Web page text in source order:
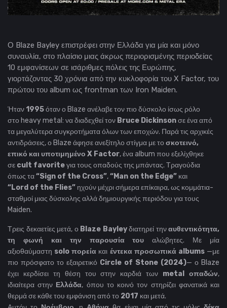
Ο Blaze Bayley επιστρέφει στην Ελλάδα για μία και μόνο
συναυλία, στο πλαίσιο μιας άκρως περιορισμένης περιοδείας
10 εμφανίσεων σε ισάριθμες πόλεις της Ευρώπης,
γιορτάζοντας 30 χρόνια από την κυκλοφορία του X Factor, του
πρώτου του album ως frontman των Iron Maiden.
Ήταν 1995όταν ο Blaze ανέλαβε τον πιο δύσκολο ίσως ρόλο
στο heavy metal: να διαδεχθεί τον Bruce Dickinsonσε ένα από
τα μεγαλύτερα συγκροτήματα όλων των εποχών. Παρά τις αρχικές
αντιδράσεις, ο Blaze άφησε ανεξίτηλο στίγμα με το σκοτεινό,
επικό και υποτιμημένο X Factor, ένα album που εξελίχθηκε
σε cult favoriteγια τους οπαδούς της μπάντας. Τραγούδια
όπως τα“Sign of the Cross”,“Man on the Edge” και
“Lord of the Flies”ηχούν μέχρι σήμερα επίκαιρα, ως κομμάτια-
σταθμοί μιας δύσκολης αλλά δημιουργικής περιόδου για τους
Maiden.
Τρεις δεκαετίες μετά, ο Blaze Bayleyδιατηρεί τηναυθεντικότητα,
τη φωνή και την παρουσία του αλώβητες. Με μία
αξιοθαύμαστη solo πορεία και έντεκα προσωπικά albums—με
πιο πρόσφατο το εξαιρετικό Circle of Stone (2024)— ο Blaze
έχει κερδίσει τη θέση του στην καρδιά των metal οπαδών,
ιδιαίτερα στην Ελλάδα, όπου το κοινό τον στηρίζει φανατικά και
θερμά σε κάθε του εμφάνιση από το 2017 και μετά.